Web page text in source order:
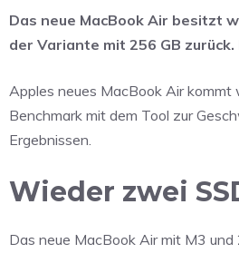
Das neue MacBook Air besitzt
der Variante mit 256 GB
Apples neues MacBook Air
Benchmark mit dem Tool zur
Ergebnissen.
Wieder zwei
Das neue MacBook Air mit M3